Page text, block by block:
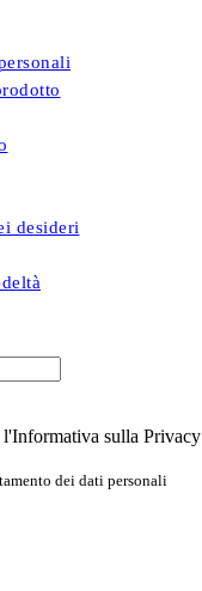
desideri
sulla Privacy
dei dati personali